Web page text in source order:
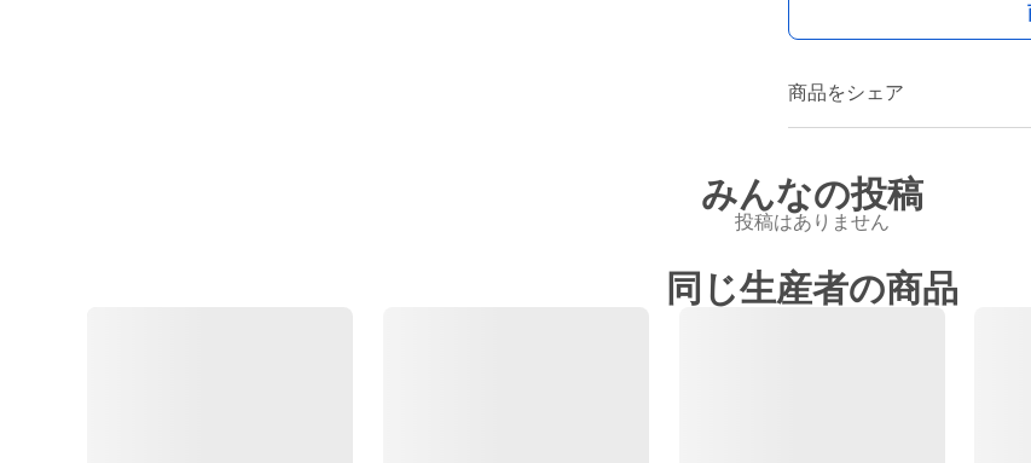
商品をシェア
みんなの投稿
投稿はありません
同じ生産者の商品